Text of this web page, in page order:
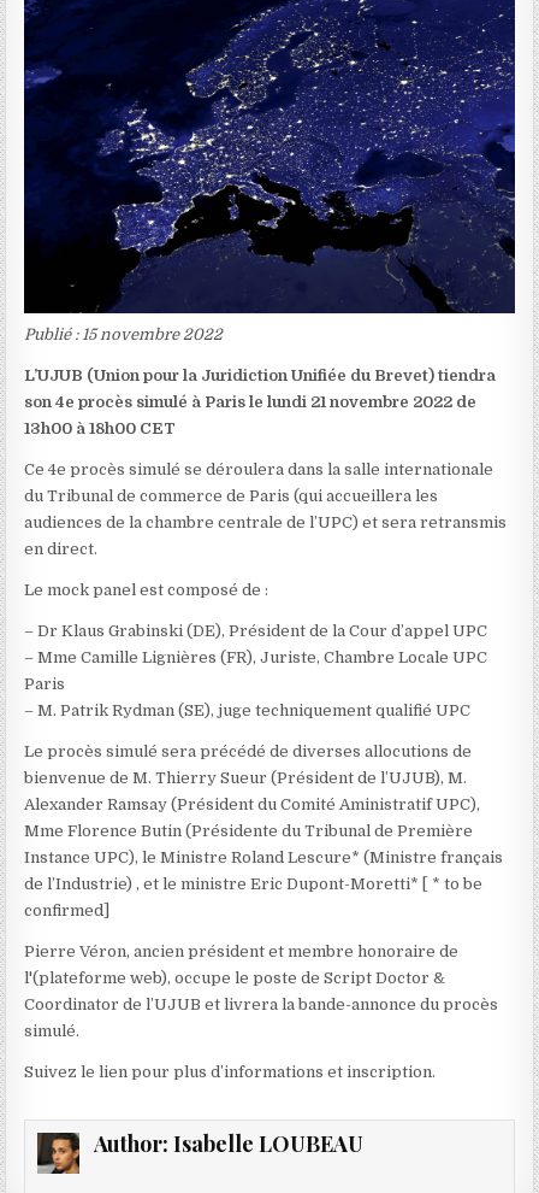
Publié : 15 novembre 2022
L’UJUB (Union pour la Juridiction Unifiée du Brevet) tiendra
son 4e procès simulé à Paris le lundi 21 novembre 2022 de
13h00 à 18h00 CET
Ce 4e procès simulé se déroulera dans la salle internationale
du Tribunal de commerce de Paris (qui accueillera les
audiences de la chambre centrale de l’UPC) et sera retransmis
en direct.
Le mock panel est composé de :
– Dr Klaus Grabinski (DE), Président de la Cour d’appel UPC
– Mme Camille Lignières (FR), Juriste, Chambre Locale UPC
Paris
– M. Patrik Rydman (SE), juge techniquement qualifié UPC
Le procès simulé sera précédé de diverses allocutions de
bienvenue de M. Thierry Sueur (Président de l’UJUB), M.
Alexander Ramsay (Président du Comité Aministratif UPC),
Mme Florence Butin (Présidente du Tribunal de Première
Instance UPC), le Ministre Roland Lescure* (Ministre français
de l’Industrie) , et le ministre Eric Dupont-Moretti* [ * to be
confirmed]
Pierre Véron, ancien président et membre honoraire de
l'(plateforme web), occupe le poste de Script Doctor &
Coordinator de l’UJUB et livrera la bande-annonce du procès
simulé.
Suivez le lien pour plus d’informations et inscription.
Author: Isabelle LOUBEAU